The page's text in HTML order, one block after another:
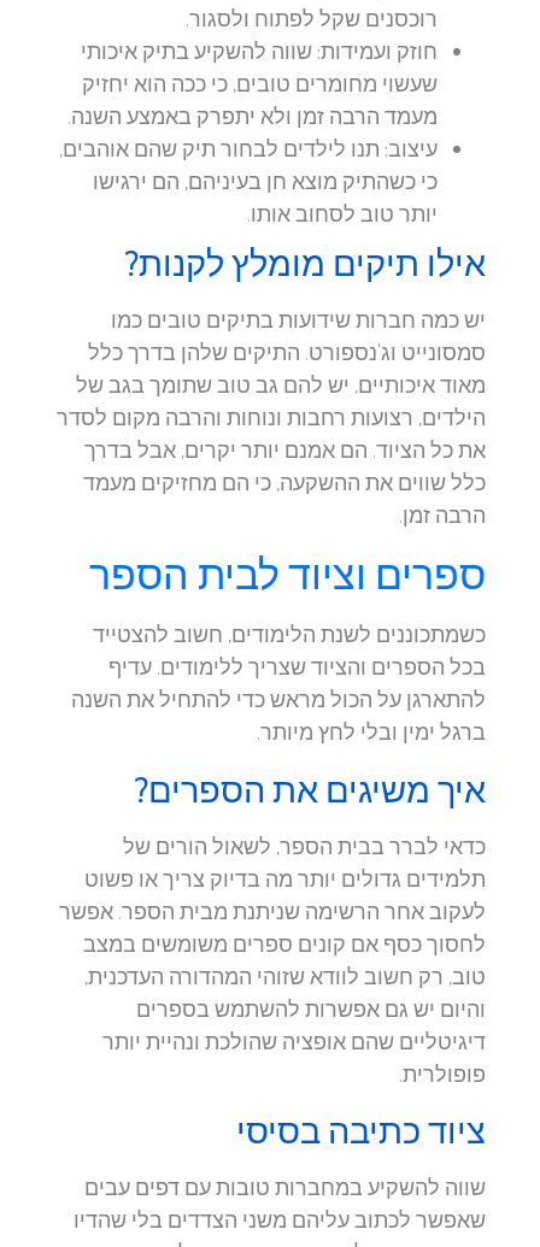
רוכסנים שקל לפתוח ולסגור.
חוזק ועמידות:שווה להשקיע בתיק איכותי
שעשוי מחומרים טובים, כי ככה הוא יחזיק
מעמד הרבה זמן ולא יתפרק באמצע השנה.
עיצוב:תנו לילדים לבחור תיק שהם אוהבים,
כי כשהתיק מוצא חן בעיניהם, הם ירגישו
יותר טוב לסחוב אותו.
אילו תיקים מומלץ לקנות?
יש כמה חברות שידועות בתיקים טובים כמו
סמסונייט וג'נספורט. התיקים שלהן בדרך כלל
מאוד איכותיים, יש להם גב טוב שתומך בגב של
הילדים, רצועות רחבות ונוחות והרבה מקום לסדר
את כל הציוד. הם אמנם יותר יקרים, אבל בדרך
כלל שווים את ההשקעה, כי הם מחזיקים מעמד
הרבה זמן.
ספרים וציוד לבית הספר
כשמתכוננים לשנת הלימודים, חשוב להצטייד
בכל הספרים והציוד שצריך ללימודים. עדיף
להתארגן על הכול מראש כדי להתחיל את השנה
ברגל ימין ובלי לחץ מיותר.
איך משיגים את הספרים?
כדאי לברר בבית הספר, לשאול הורים של
תלמידים גדולים יותר מה בדיוק צריך או פשוט
לעקוב אחר הרשימה שניתנת מבית הספר. אפשר
לחסוך כסף אם קונים ספרים משומשים במצב
טוב, רק חשוב לוודא שזוהי המהדורה העדכנית,
והיום יש גם אפשרות להשתמש בספרים
דיגיטליים שהם אופציה שהולכת ונהיית יותר
פופולרית.
ציוד כתיבה בסיסי
שווה להשקיע במחברות טובות עם דפים עבים
שאפשר לכתוב עליהם משני הצדדים בלי שהדיו